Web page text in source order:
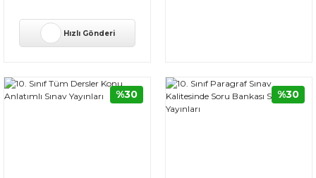
Hızlı Gönderi
%30 %30